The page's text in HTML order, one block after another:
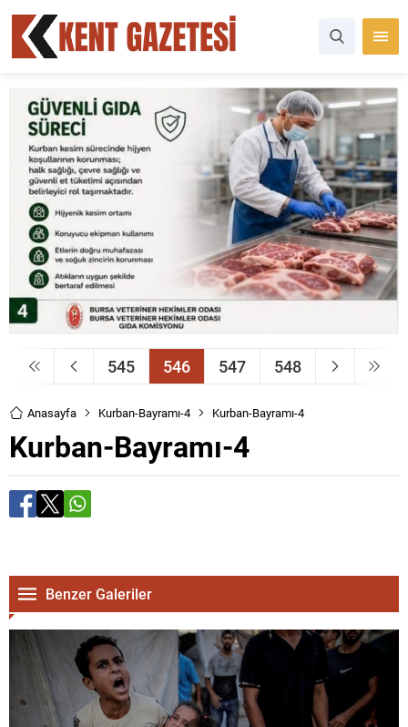
545 546 547 548
Anasayfa Kurban-Bayramı-4 Kurban-Bayramı-4
Kurban-Bayramı-4
Benzer Galeriler